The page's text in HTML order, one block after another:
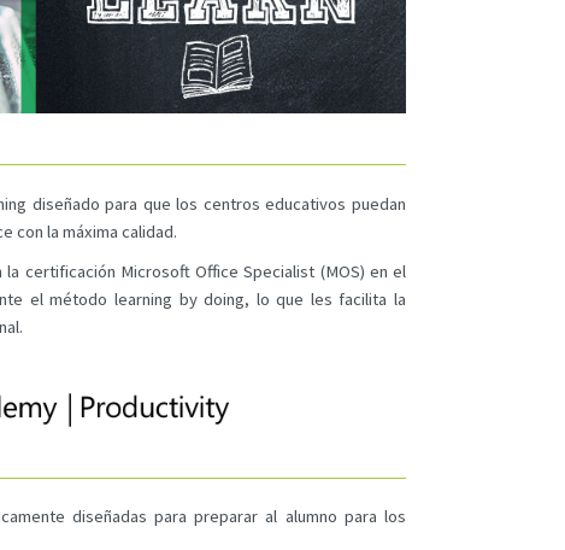
diseñado para que los centros educativos puedan
con la máxima calidad.
certificación Microsoft Office Specialist (MOS) en el
el método learning by doing, lo que les facilita la
diseñadas para preparar al alumno para los